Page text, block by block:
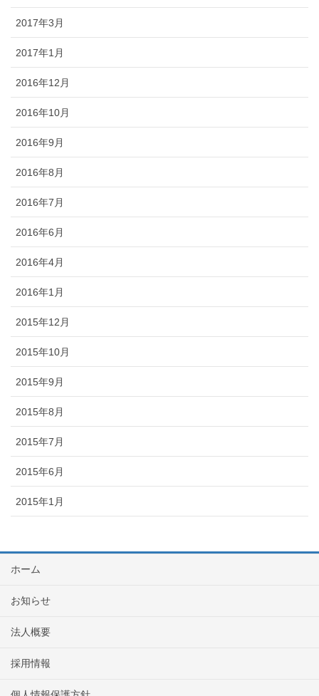
2017年3月
2017年1月
2016年12月
2016年10月
2016年9月
2016年8月
2016年7月
2016年6月
2016年4月
2016年1月
2015年12月
2015年10月
2015年9月
2015年8月
2015年7月
2015年6月
2015年1月
ホーム
お知らせ
法人概要
採用情報